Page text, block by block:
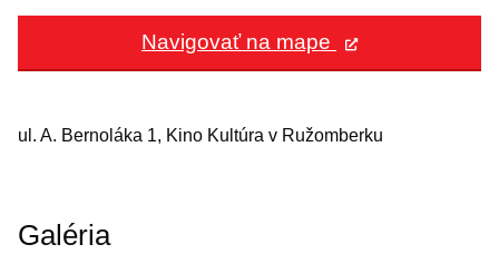
Navigovať na mape
ul. A. Bernoláka 1, Kino Kultúra v Ružomberku
Galéria